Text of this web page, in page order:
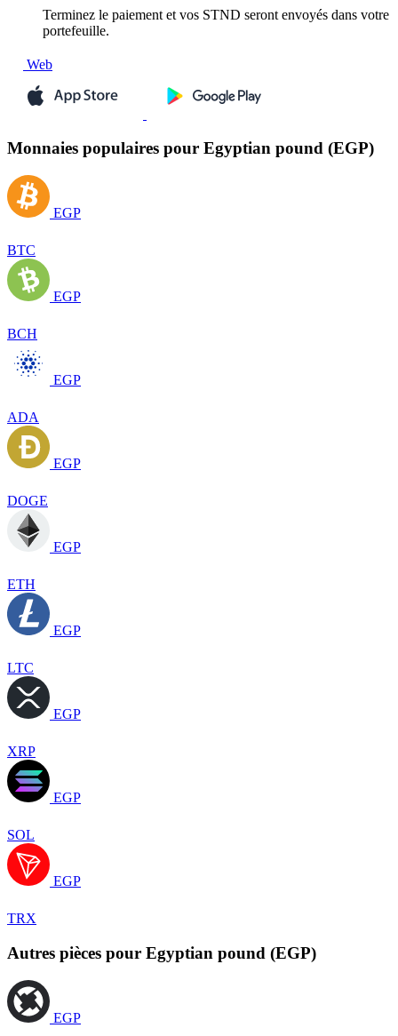
Terminez le paiement et vos STND seront envoyés dans votre
portefeuille.
Web
Monnaies populaires pour Egyptian pound (EGP)
EGP
BTC
EGP
BCH
EGP
ADA
EGP
DOGE
EGP
ETH
EGP
LTC
EGP
XRP
EGP
SOL
EGP
TRX
Autres pièces pour Egyptian pound (EGP)
EGP